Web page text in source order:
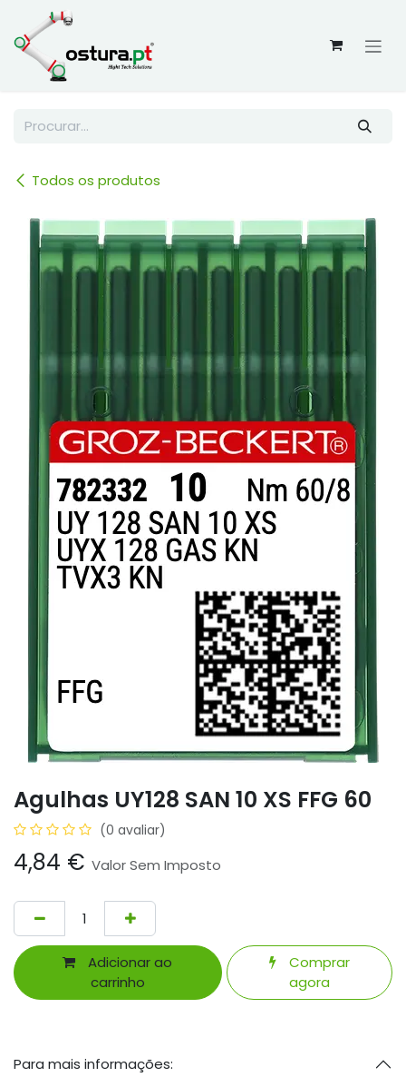
Skip to Content
Todos os produtos
Agulhas UY128 SAN 10 XS FFG 60
(0 avaliar)
4,84 € Valor Sem Imposto
Adicionar ao
carrinho
Comprar
agora
Para mais informações: